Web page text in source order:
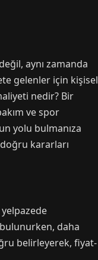
aynı zamanda
gelenler için kişisel
nedir? Bir
ve spor
yolu bulmanıza
kararları
daha
belirleyerek, fiyat-